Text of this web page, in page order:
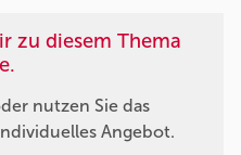
zu diesem Thema
nutzen Sie das
Angebot.